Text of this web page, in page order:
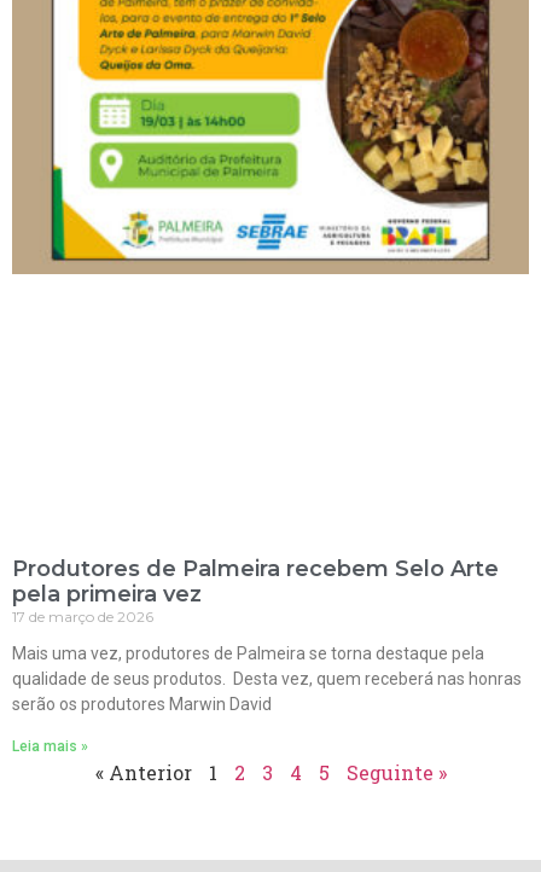
Produtores de Palmeira recebem Selo Arte
pela primeira vez
17 de março de 2026
Mais uma vez, produtores de Palmeira se torna destaque pela
qualidade de seus produtos. Desta vez, quem receberá nas honras
serão os produtores Marwin David
Leia mais »
« Anterior 1 2 3 4 5 Seguinte »